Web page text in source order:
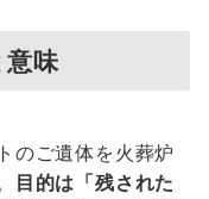
味
のご遺体を火葬炉
目的は「残された